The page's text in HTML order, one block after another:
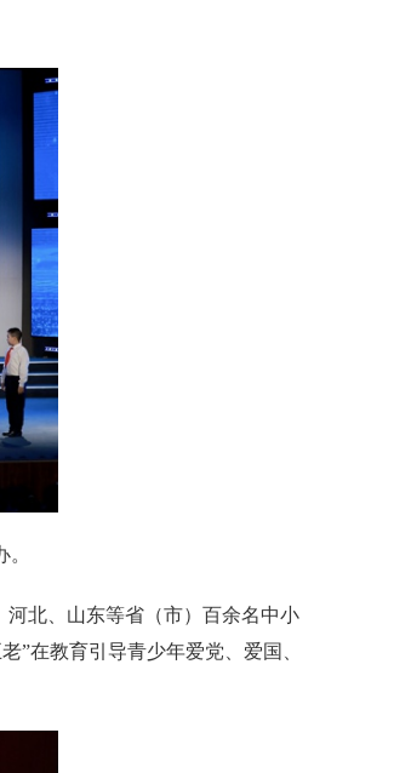
河北、山东等省（市）百余名中小
”在教育引导青少年爱党、爱国、